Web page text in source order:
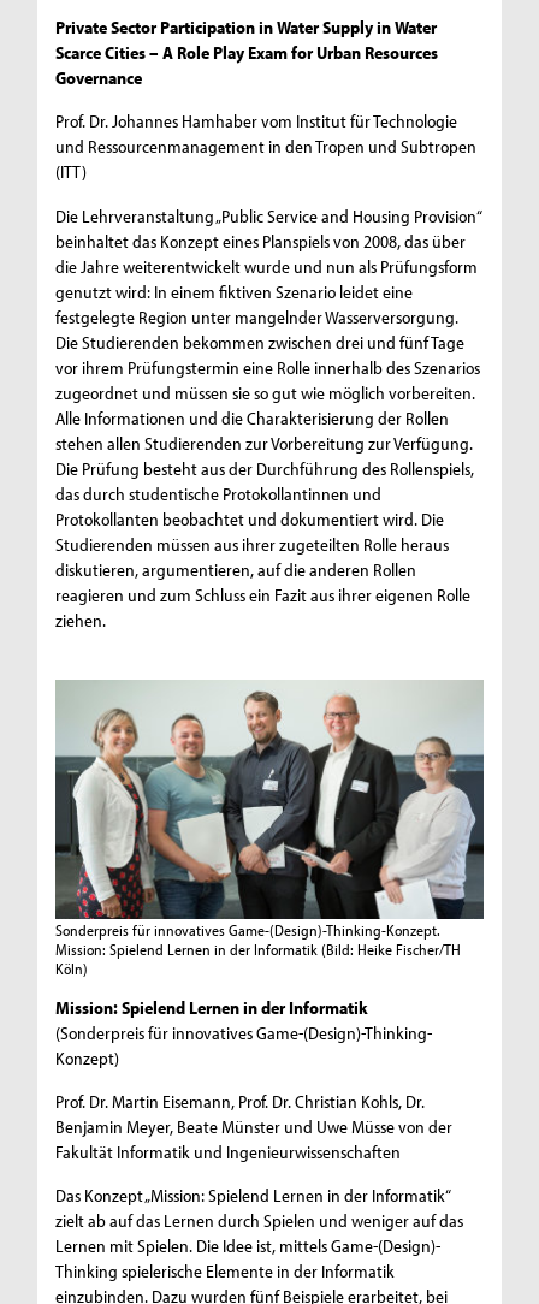
Private Sector Participation in Water Supply in Water
Scarce Cities – A Role Play Exam for Urban Resources
Governance
Prof. Dr. Johannes Hamhaber vom Institut für Technologie
und Ressourcenmanagement in den Tropen und Subtropen
(ITT)
Die Lehrveranstaltung „Public Service and Housing Provision“
beinhaltet das Konzept eines Planspiels von 2008, das über
die Jahre weiterentwickelt wurde und nun als Prüfungsform
genutzt wird: In einem fiktiven Szenario leidet eine
festgelegte Region unter mangelnder Wasserversorgung.
Die Studierenden bekommen zwischen drei und fünf Tage
vor ihrem Prüfungstermin eine Rolle innerhalb des Szenarios
zugeordnet und müssen sie so gut wie möglich vorbereiten.
Alle Informationen und die Charakterisierung der Rollen
stehen allen Studierenden zur Vorbereitung zur Verfügung.
Die Prüfung besteht aus der Durchführung des Rollenspiels,
das durch studentische Protokollantinnen und
Protokollanten beobachtet und dokumentiert wird. Die
Studierenden müssen aus ihrer zugeteilten Rolle heraus
diskutieren, argumentieren, auf die anderen Rollen
reagieren und zum Schluss ein Fazit aus ihrer eigenen Rolle
ziehen.
Sonderpreis für innovatives Game-(Design)-Thinking-Konzept.
Mission: Spielend Lernen in der Informatik(Bild: Heike Fischer/TH
Köln)
Mission: Spielend Lernen in der Informatik
(Sonderpreis für innovatives Game-(Design)-Thinking-
Konzept)
Prof. Dr. Martin Eisemann, Prof. Dr. Christian Kohls, Dr.
Benjamin Meyer, Beate Münster und Uwe Müsse von der
Fakultät Informatik und Ingenieurwissenschaften
Das Konzept „Mission: Spielend Lernen in der Informatik“
zielt ab auf das Lernen durch Spielen und weniger auf das
Lernen mit Spielen. Die Idee ist, mittels Game-(Design)-
Thinking spielerische Elemente in der Informatik
einzubinden. Dazu wurden fünf Beispiele erarbeitet, bei